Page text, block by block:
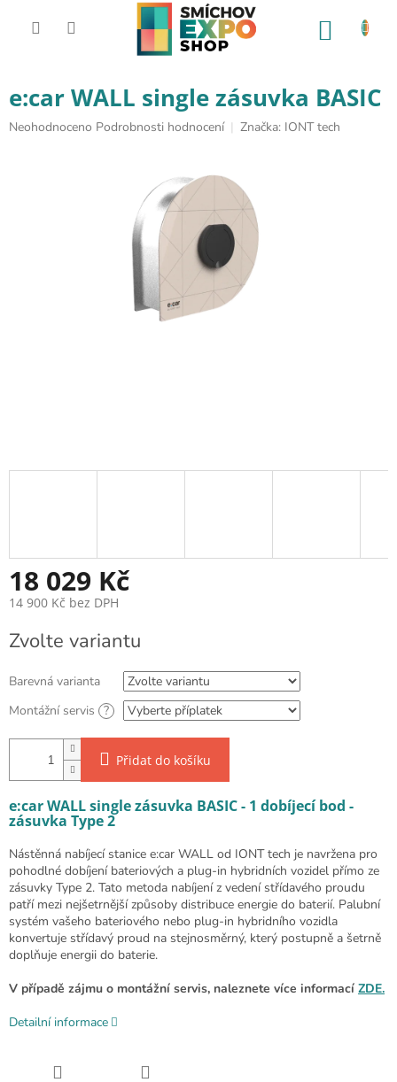
e:car WALL single zásuvka BASIC
Průměrné hodnocení produktu je 0,0 z 5 hvězdiček.
Neohodnoceno Podrobnosti hodnocení Značka: IONT tech
18 029 Kč
14 900 Kč bez DPH
Zvolte variantu
Barevná varianta
Montážní servis ?
Přidat do košíku
e:car WALL single zásuvka BASIC - 1 dobíjecí bod -
zásuvka Type 2
Nástěnná nabíjecí stanice e:car WALL od IONT tech je navržena pro
pohodlné dobíjení bateriových a plug-in hybridních vozidel přímo ze
zásuvky Type 2. Tato metoda nabíjení z vedení střídavého proudu
patří mezi nejšetrnější způsoby distribuce energie do baterií. Palubní
systém vašeho bateriového nebo plug-in hybridního vozidla
konvertuje střídavý proud na stejnosměrný, který postupně a šetrně
doplňuje energii do baterie.
V případě zájmu o montážní servis, naleznete více informací ZDE.
Detailní informace